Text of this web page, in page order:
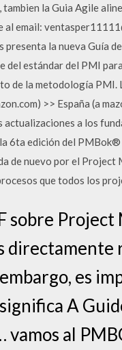
la Guia Agile
email:
la nueva Guía
del estándar del PMI
de la metodología
>> España (a
actualizaciones a los
6ta edición del
de nuevo por el
que todos los
sobre
directamente
es
A
vamos al